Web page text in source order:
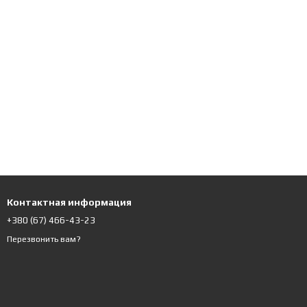
Контактная информация
+380 (67) 466-43-23
Перезвонить вам?